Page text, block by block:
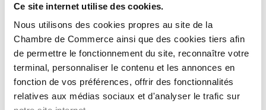
Ce site internet utilise des cookies.
Nous utilisons des cookies propres au site de la
Chambre de Commerce ainsi que des cookies tiers afin
de permettre le fonctionnement du site, reconnaître votre
terminal, personnaliser le contenu et les annonces en
fonction de vos préférences, offrir des fonctionnalités
relatives aux médias sociaux et d'analyser le trafic sur
maquillage, de la dentisterie ou de la chirurgie
esthétique « afin de promouvoir le bien-être et la
confiance en soi aussi !». Ici tout n’est que luxe
-éthique- , calme et bienveillance !